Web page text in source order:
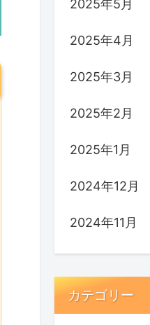
2025年5月
2025年4月
2025年3月
2025年2月
2025年1月
2024年12月
2024年11月
カテゴリー